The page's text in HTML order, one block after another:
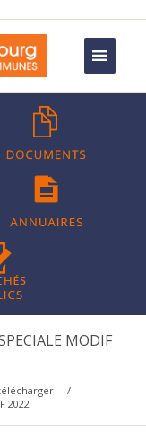
MODIF
– /
2022